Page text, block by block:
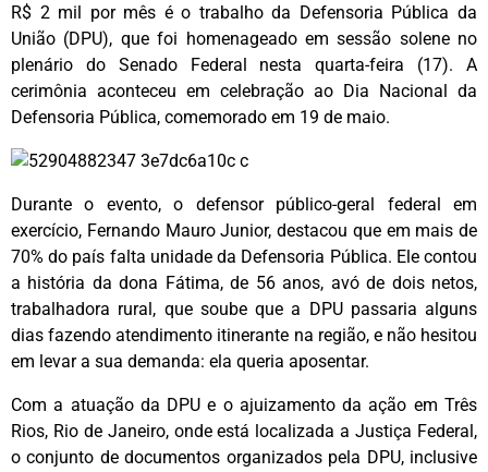
R$ 2 mil por mês é o trabalho da Defensoria Pública da
União (DPU), que foi homenageado em sessão solene no
plenário do Senado Federal nesta quarta-feira (17). A
cerimônia aconteceu em celebração ao Dia Nacional da
Defensoria Pública, comemorado em 19 de maio.
Durante o evento, o defensor público-geral federal em
exercício, Fernando Mauro Junior, destacou que em mais de
70% do país falta unidade da Defensoria Pública. Ele contou
a história da dona Fátima, de 56 anos, avó de dois netos,
trabalhadora rural, que soube que a DPU passaria alguns
dias fazendo atendimento itinerante na região, e não hesitou
em levar a sua demanda: ela queria aposentar.
Com a atuação da DPU e o ajuizamento da ação em Três
Rios, Rio de Janeiro, onde está localizada a Justiça Federal,
o conjunto de documentos organizados pela DPU, inclusive